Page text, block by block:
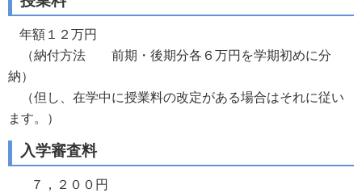
年額１２万円
（納付方法 前期・後期分各６万円を学期初めに分
納）
（但し、在学中に授業料の改定がある場合はそれに従い
ます。）
入学審査料
７，２００円